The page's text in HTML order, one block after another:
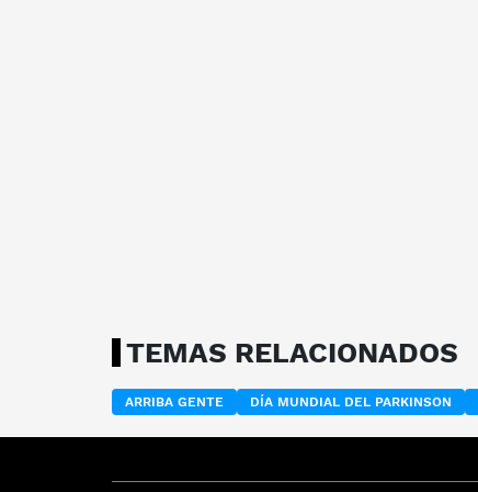
TEMAS RELACIONADOS
ARRIBA GENTE DÍA MUNDIAL DEL PARKINSON